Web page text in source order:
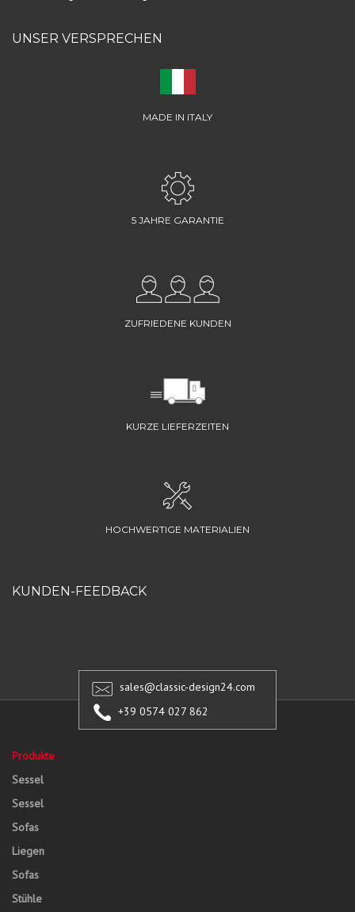
UNSER VERSPRECHEN
MADE IN ITALY
5 JAHRE GARANTIE
ZUFRIEDENE KUNDEN
KURZE LIEFERZEITEN
HOCHWERTIGE MATERIALIEN
KUNDEN-FEEDBACK
sales@classic-design24.com
+39 0574 027 862
Produkte
Sessel
Sessel
Sofas
Liegen
Sofas
Stühle